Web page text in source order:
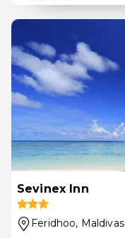
Sevinex Inn
Feridhoo, Maldivas